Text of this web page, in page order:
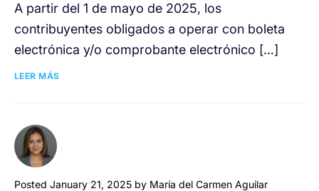
A partir del 1 de mayo de 2025, los
contribuyentes obligados a operar con boleta
electrónica y/o comprobante electrónico […]
LEER MÁS
Posted January 21, 2025 by María del Carmen Aguilar